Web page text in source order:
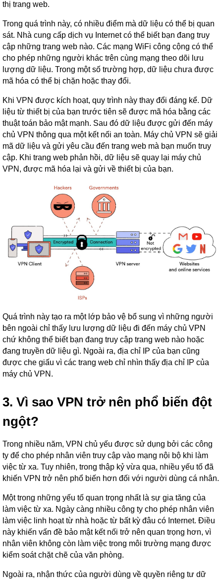
thị trang web.
Trong quá trình này, có nhiều điểm mà dữ liệu có thể bị quan
sát. Nhà cung cấp dịch vụ Internet có thể biết bạn đang truy
cập những trang web nào. Các mạng WiFi công cộng có thể
cho phép những người khác trên cùng mạng theo dõi lưu
lượng dữ liệu. Trong một số trường hợp, dữ liệu chưa được
mã hóa có thể bị chặn hoặc thay đổi.
Khi VPN được kích hoạt, quy trình này thay đổi đáng kể. Dữ
liệu từ thiết bị của bạn trước tiên sẽ được mã hóa bằng các
thuật toán bảo mật mạnh. Sau đó dữ liệu được gửi đến máy
chủ VPN thông qua một kết nối an toàn. Máy chủ VPN sẽ giải
mã dữ liệu và gửi yêu cầu đến trang web mà bạn muốn truy
cập. Khi trang web phản hồi, dữ liệu sẽ quay lại máy chủ
VPN, được mã hóa lại và gửi về thiết bị của bạn.
Quá trình này tạo ra một lớp bảo vệ bổ sung vì những người
bên ngoài chỉ thấy lưu lượng dữ liệu đi đến máy chủ VPN
chứ không thể biết bạn đang truy cập trang web nào hoặc
đang truyền dữ liệu gì. Ngoài ra, địa chỉ IP của bạn cũng
được che giấu vì các trang web chỉ nhìn thấy địa chỉ IP của
máy chủ VPN.
3. Vì sao VPN trở nên phổ biến đột
ngột?
Trong nhiều năm, VPN chủ yếu được sử dụng bởi các công
ty để cho phép nhân viên truy cập vào mạng nội bộ khi làm
việc từ xa. Tuy nhiên, trong thập kỷ vừa qua, nhiều yếu tố đã
khiến VPN trở nên phổ biến hơn đối với người dùng cá nhân.
Một trong những yếu tố quan trọng nhất là sự gia tăng của
làm việc từ xa. Ngày càng nhiều công ty cho phép nhân viên
làm việc linh hoạt từ nhà hoặc từ bất kỳ đâu có Internet. Điều
này khiến vấn đề bảo mật kết nối trở nên quan trọng hơn, vì
nhân viên không còn làm việc trong môi trường mạng được
kiểm soát chặt chẽ của văn phòng.
Ngoài ra, nhận thức của người dùng về quyền riêng tư dữ